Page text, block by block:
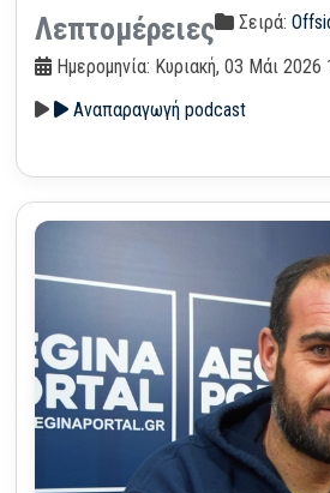
Λεπτομέρειες Σειρά:
Ημερομηνία: Κυριακή, 03 Μάι 2026
Αναπαραγωγή podcast